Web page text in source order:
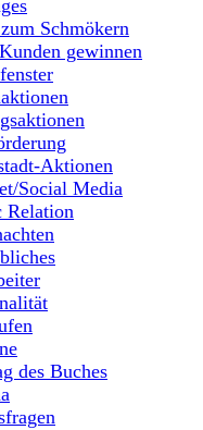
Schmökern
gewinnen
Aktionen
Social Media
Relation
des Buches